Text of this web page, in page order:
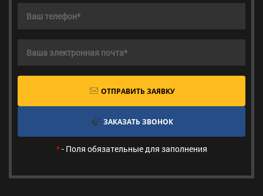
ОТПРАВИТЬ ЗАЯВКУ
ЗАКАЗАТЬ ЗВОНОК
*- Поля обязательные для заполнения